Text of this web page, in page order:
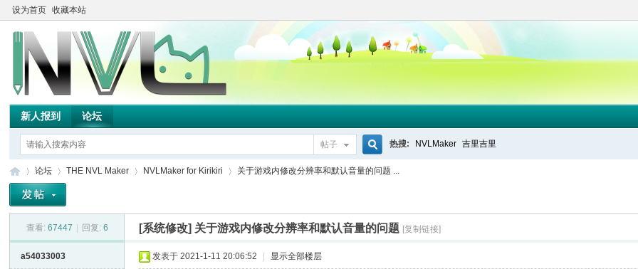
设为首页 收藏本站
新人报到 论坛
帖子
搜
索
热搜: NVLMaker 吉里吉里
论坛
›
THE NVL Maker NVLMaker for Kirikiri
›
关于游戏内修改分辨率和默认音量的问题 ...
查看: 67447 回复: 6 [系统修改] 关于游戏内修改分辨率和默认音量的问题 [复制链接]
a54033003 发表于 2021-1-11 20:06:52 显示全部楼层